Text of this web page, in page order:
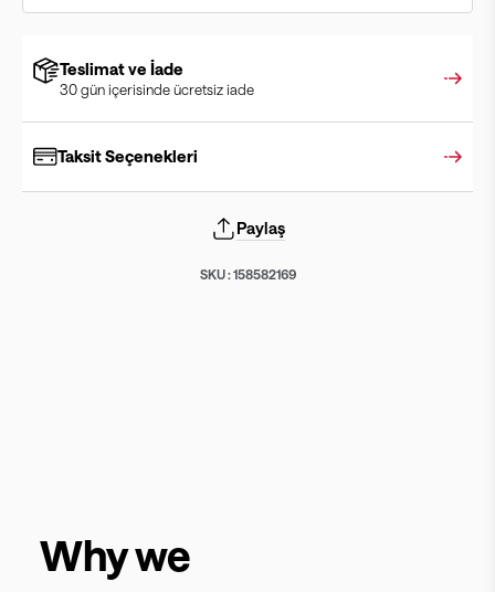
Teslimat ve İade
30 gün içerisinde ücretsiz iade
Taksit Seçenekleri
Paylaş
SKU :158582169
Why we